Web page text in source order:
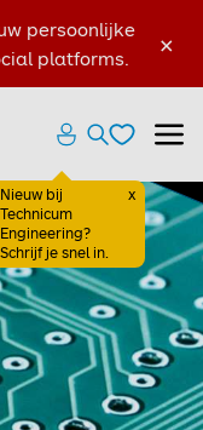
×
persoonlijke
platforms.
Nieuw bij
Technicum
Engineering?
Schrijf je snel in.
x
Sluiten
Zoeken